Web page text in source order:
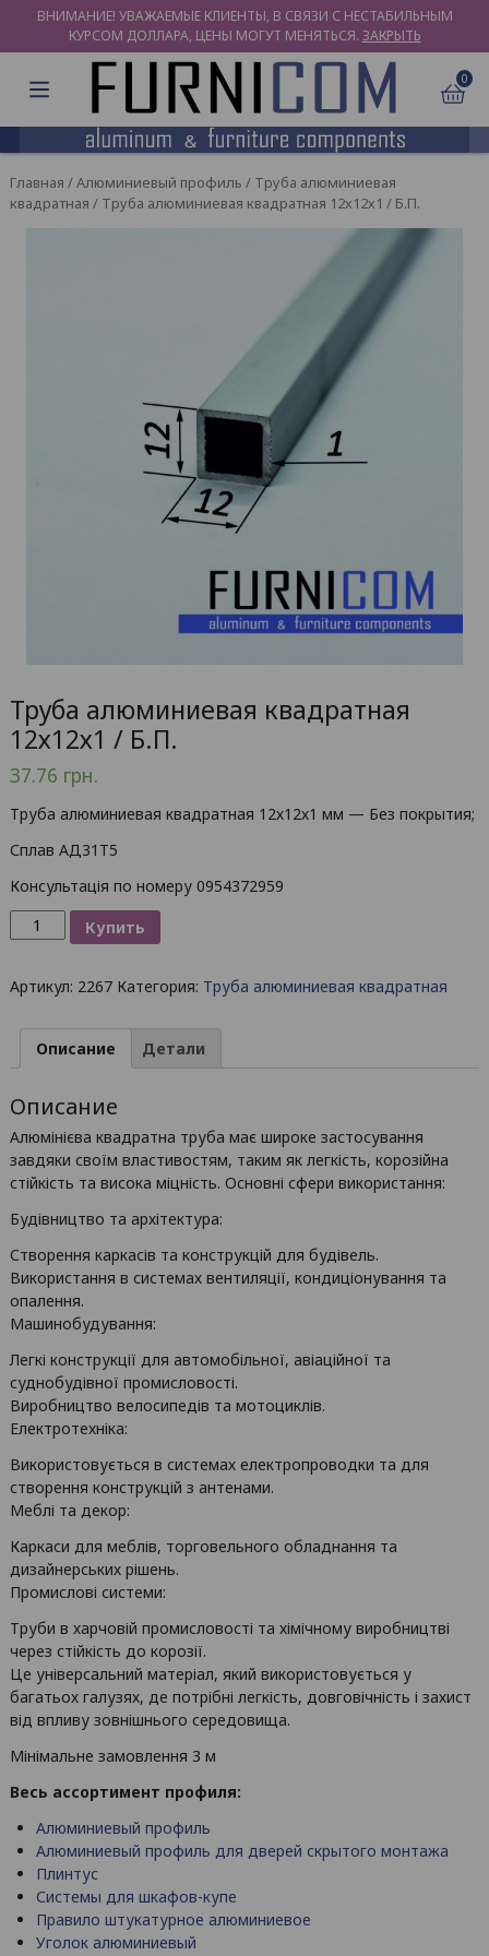
ВНИМАНИЕ! УВАЖАЕМЫЕ КЛИЕНТЫ, В СВЯЗИ С НЕСТАБИЛЬНЫМ
КУРСОМ ДОЛЛАРА, ЦЕНЫ МОГУТ МЕНЯТЬСЯ. ЗАКРЫТЬ
0
Главная /Алюминиевый профиль / Труба алюминиевая
квадратная / Труба алюминиевая квадратная 12х12х1 / Б.П.
Труба алюминиевая квадратная
12х12х1 / Б.П.
37.76 грн.
Труба алюминиевая квадратная 12х12х1 мм — Без покрытия;
Сплав АД31Т5
Консультація по номеру 0954372959
Количество
товара
алюминиевая
12х12х1
Купить
Артикул: 2267 Категория: Труба алюминиевая квадратная
Описание Детали
Описание
Алюмінієва квадратна труба має широке застосування
завдяки своїм властивостям, таким як легкість, корозійна
стійкість та висока міцність. Основні сфери використання:
Будівництво та архітектура:
Створення каркасів та конструкцій для будівель.
Використання в системах вентиляції, кондиціонування та
опалення.
Машинобудування:
Легкі конструкції для автомобільної, авіаційної та
суднобудівної промисловості.
Виробництво велосипедів та мотоциклів.
Електротехніка:
Використовується в системах електропроводки та для
створення конструкцій з антенами.
Меблі та декор:
Каркаси для меблів, торговельного обладнання та
дизайнерських рішень.
Промислові системи:
Труби в харчовій промисловості та хімічному виробництві
через стійкість до корозії.
Це універсальний матеріал, який використовується у
багатьох галузях, де потрібні легкість, довговічність і захист
від впливу зовнішнього середовища.
Мінімальне замовлення 3 м
Весь ассортимент профиля:
Алюминиевый профиль
Алюминиевый профиль для дверей скрытого монтажа
Плинтус
Системы для шкафов-купе
Правило штукатурное алюминиевое
Уголок алюминиевый